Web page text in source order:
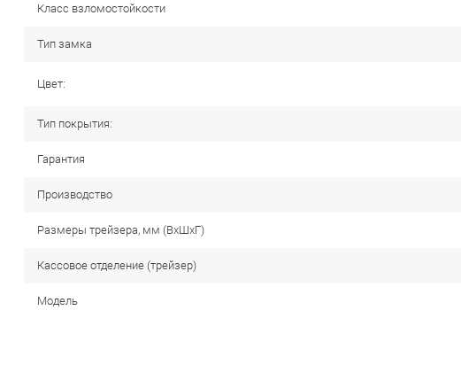
Класс взломостойкости
Тип замка
Цвет:
Тип покрытия:
Гарантия
Производство
Размеры трейзера, мм (ВхШхГ)
Кассовое отделение (трейзер)
Модель